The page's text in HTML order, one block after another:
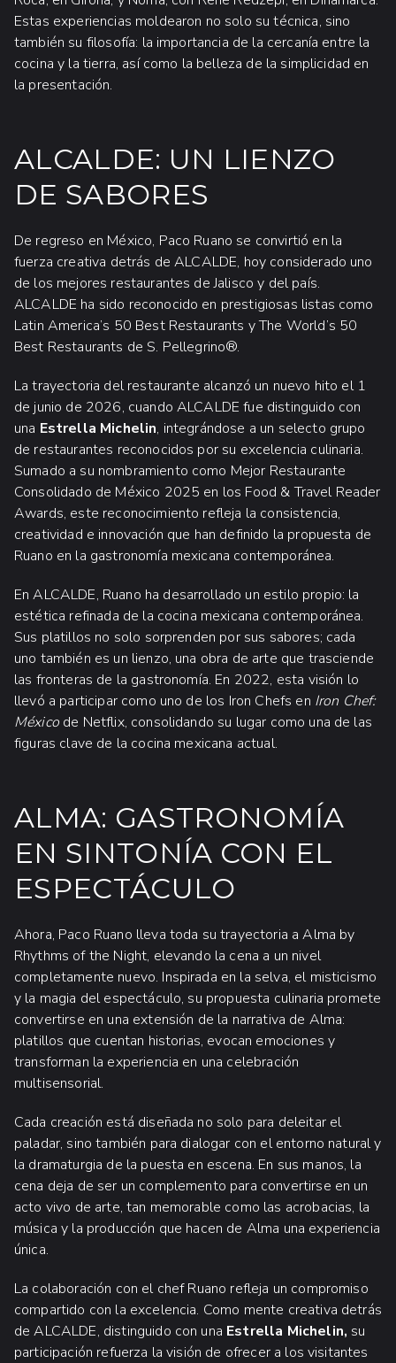
Estas experiencias moldearon no solo su técnica, sino
también su filosofía: la importancia de la cercanía entre la
cocina y la tierra, así como la belleza de la simplicidad en
la presentación.
ALCALDE: UN LIENZO
DE SABORES
De regreso en México, Paco Ruano se convirtió en la
fuerza creativa detrás de ALCALDE, hoy considerado uno
de los mejores restaurantes de Jalisco y del país.
ALCALDE ha sido reconocido en prestigiosas listas como
Latin America’s 50 Best Restaurants y The World’s 50
Best Restaurants de S. Pellegrino®.
La trayectoria del restaurante alcanzó un nuevo hito el 1
de junio de 2026, cuando ALCALDE fue distinguido con
una Estrella Michelin, integrándose a un selecto grupo
de restaurantes reconocidos por su excelencia culinaria.
Sumado a su nombramiento como Mejor Restaurante
Consolidado de México 2025 en los Food & Travel Reader
Awards, este reconocimiento refleja la consistencia,
creatividad e innovación que han definido la propuesta de
Ruano en la gastronomía mexicana contemporánea.
En ALCALDE, Ruano ha desarrollado un estilo propio: la
estética refinada de la cocina mexicana contemporánea.
Sus platillos no solo sorprenden por sus sabores; cada
uno también es un lienzo, una obra de arte que trasciende
las fronteras de la gastronomía. En 2022, esta visión lo
llevó a participar como uno de los Iron Chefs en Iron Chef:
Méxicode Netflix, consolidando su lugar como una de las
figuras clave de la cocina mexicana actual.
ALMA: GASTRONOMÍA
EN SINTONÍA CON EL
ESPECTÁCULO
Ahora, Paco Ruano lleva toda su trayectoria a Alma by
Rhythms of the Night, elevando la cena a un nivel
completamente nuevo. Inspirada en la selva, el misticismo
y la magia del espectáculo, su propuesta culinaria promete
convertirse en una extensión de la narrativa de Alma:
platillos que cuentan historias, evocan emociones y
transforman la experiencia en una celebración
multisensorial.
Cada creación está diseñada no solo para deleitar el
paladar, sino también para dialogar con el entorno natural y
la dramaturgia de la puesta en escena. En sus manos, la
cena deja de ser un complemento para convertirse en un
acto vivo de arte, tan memorable como las acrobacias, la
música y la producción que hacen de Alma una experiencia
única.
La colaboración con el chef Ruano refleja un compromiso
compartido con la excelencia. Como mente creativa detrás
de ALCALDE, distinguido con una Estrella Michelin, su
participación refuerza la visión de ofrecer a los visitantes